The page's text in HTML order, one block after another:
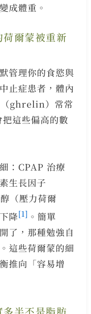
成體重。
爾蒙被重新
管理你的食慾與
止症患者，體內
ghrelin）常常
這些偏高的數
：CPAP 治療
生長因子
（壓力荷爾
降[1] 。簡單
了，那種勉強自
這些荷爾蒙的細
推向「容易增